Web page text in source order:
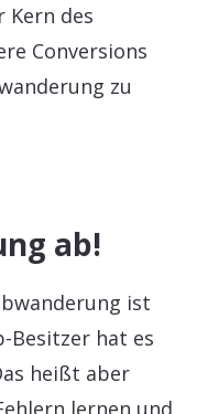
Kern des
Conversions
zu
ab!
ist
Besitzer hat es
heißt aber
lernen und